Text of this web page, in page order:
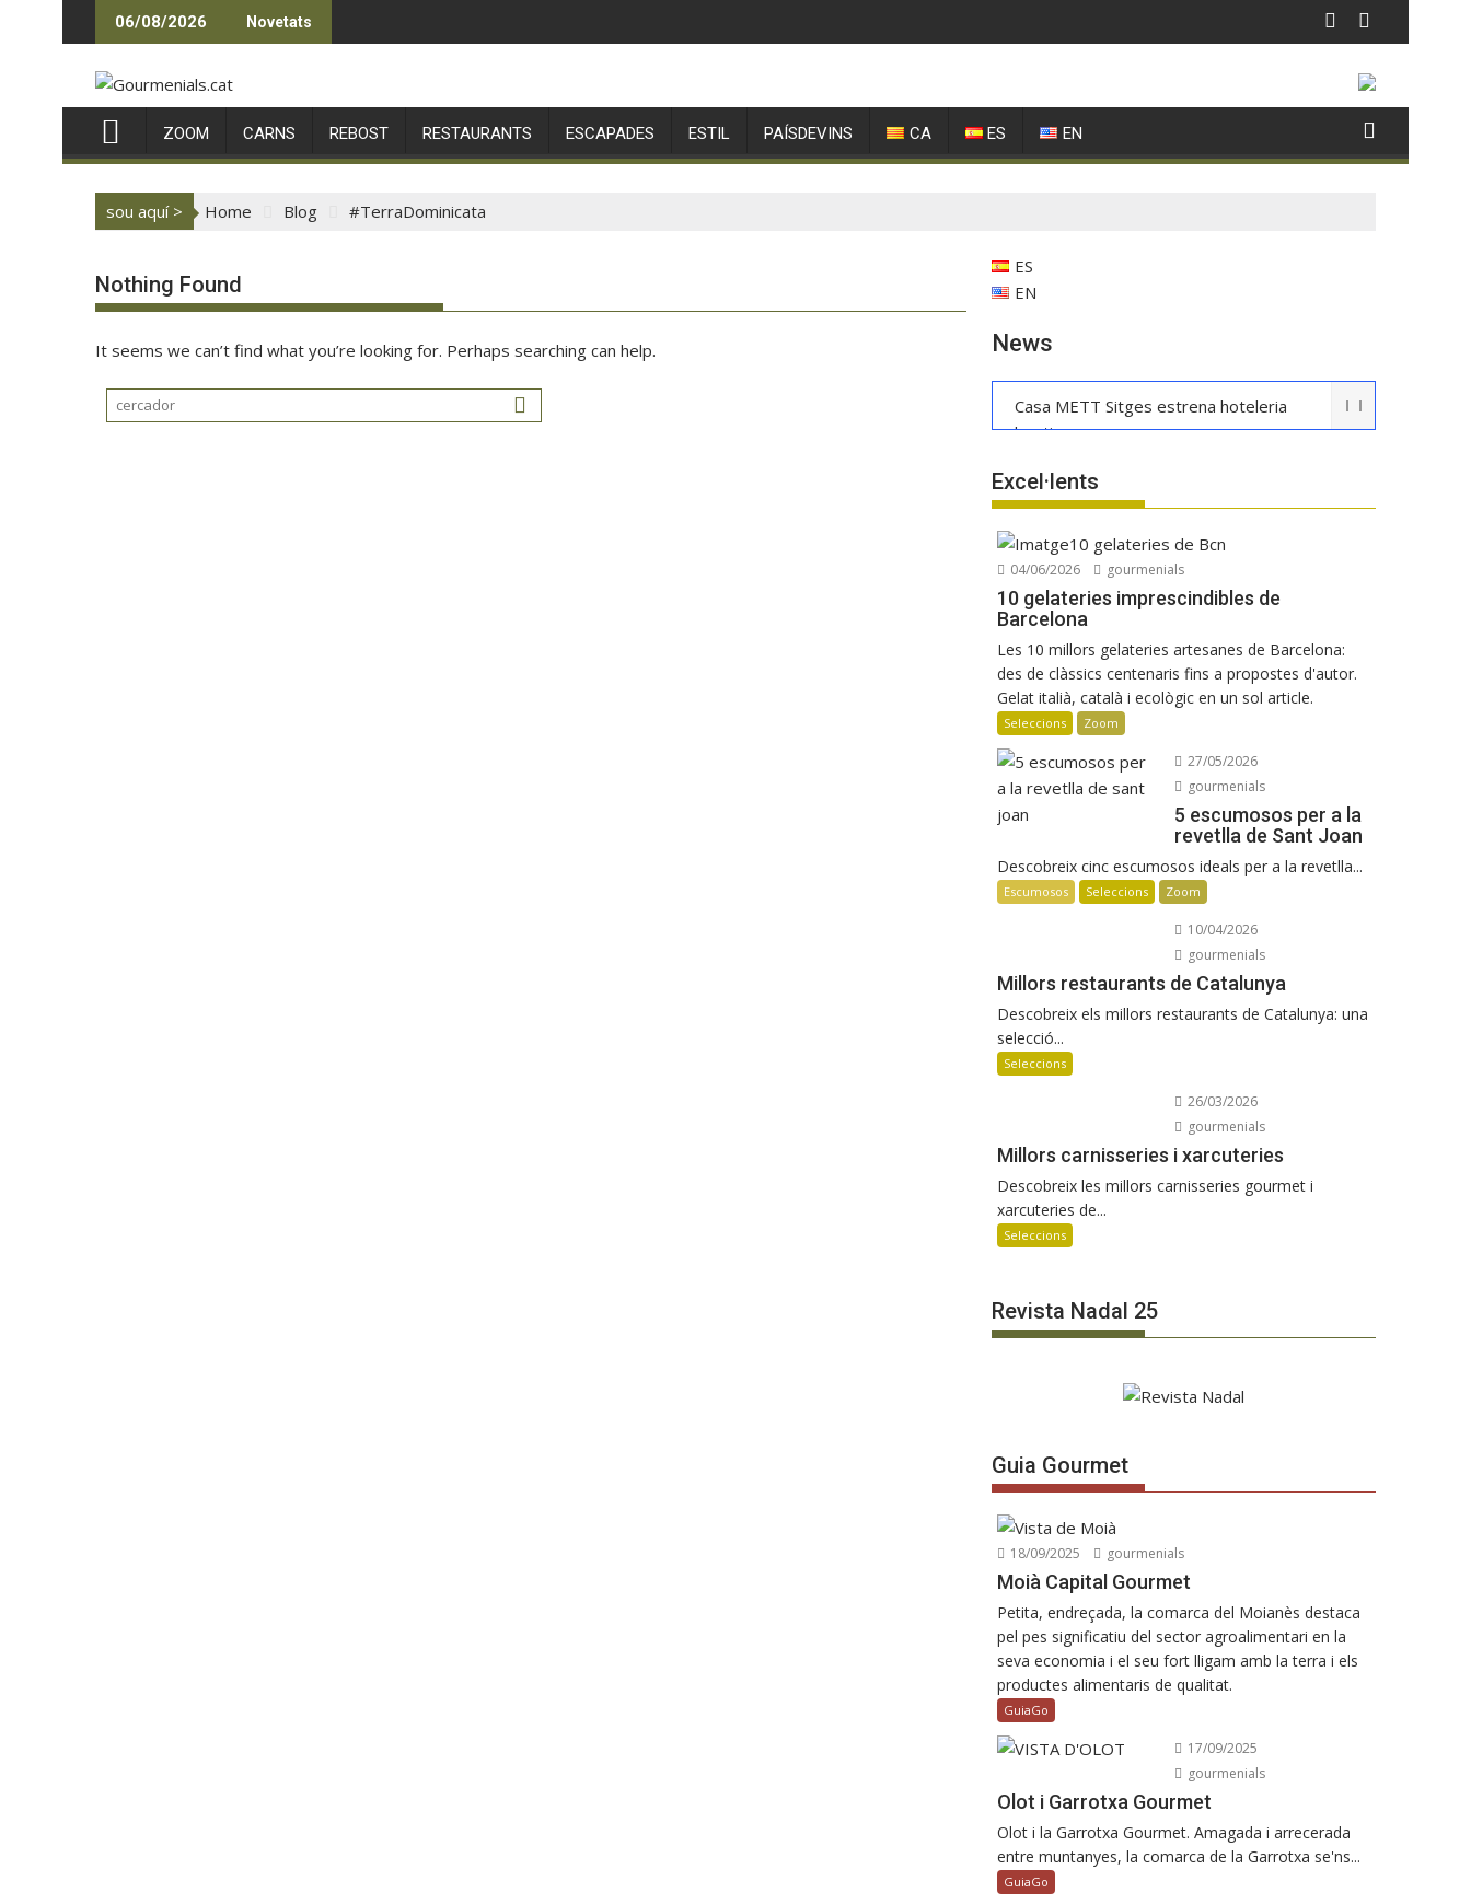
to
06/08/2026 Novetats
ZOOM CARNS REBOST RESTAURANTS ESCAPADES ESTIL PAÍSDEVINS CA ES EN
sou aquí > Home Blog #TerraDominicata
Nothing Found
It seems we can’t find what you’re looking for. Perhaps searching can help.
ES
EN
News
Casa METT Sitges estrena hoteleria
boutique
Verema al Penedès: vi, cava i
gastronomia
Les Manyes 2021 de Terroir al Límit
Manuel Raventós Negra Magnum 2018
Osteria Condal obre a Barcelona
Excel·lents
04/06/2026 gourmenials
10 gelateries imprescindibles de
Barcelona
Les 10 millors gelateries artesanes de Barcelona:
des de clàssics centenaris fins a propostes d'autor.
Gelat italià, català i ecològic en un sol article.
Seleccions Zoom
27/05/2026
gourmenials
5 escumosos per a la
revetlla de Sant Joan
Descobreix cinc escumosos ideals per a la revetlla...
Escumosos Seleccions Zoom
10/04/2026
gourmenials
Millors restaurants de Catalunya
Descobreix els millors restaurants de Catalunya: una
selecció...
Seleccions
26/03/2026
gourmenials
Millors carnisseries i xarcuteries
Descobreix les millors carnisseries gourmet i
xarcuteries de...
Seleccions
Revista Nadal 25
Guia Gourmet
18/09/2025 gourmenials
Moià Capital Gourmet
Petita, endreçada, la comarca del Moianès destaca
pel pes significatiu del sector agroalimentari en la
seva economia i el seu fort lligam amb la terra i els
productes alimentaris de qualitat.
GuiaGo
17/09/2025
gourmenials
Olot i Garrotxa Gourmet
Olot i la Garrotxa Gourmet. Amagada i arrecerada
entre muntanyes, la comarca de la Garrotxa se'ns...
GuiaGo